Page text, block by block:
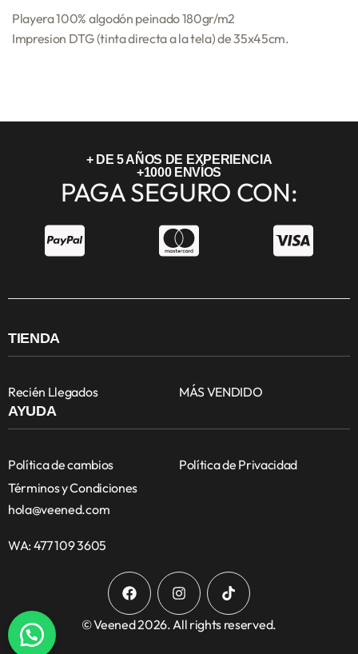
Playera 100% algodón peinado 180gr/m2
Impresion DTG (tinta directa a la tela) de 35x45cm.
+ DE 5 AÑOS DE EXPERIENCIA
+1000 ENVÍOS
PAGA SEGURO CON:
TIENDA
Recién Llegados
MÁS VENDIDO
AYUDA
Política de cambios
Política de Privacidad
Términos y Condiciones
hola@veened.com
WA: 477 109 3605
© Veened 2026. All rights reserved.